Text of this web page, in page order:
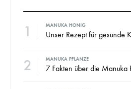
1 MANUKA HONIG
Unser Rezept für gesunde
2 MANUKA PFLANZE
7 Fakten über die Manuka